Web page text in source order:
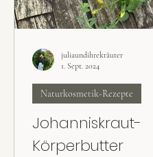
Johanniskraut-
Körperbutter
Naturkosmetik-Rezepte
juliaundihrekräuter
1. Sept. 2024